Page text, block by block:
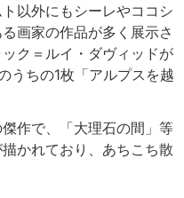
以外にもシーレやココシ
画家の作品が多く展示さ
ク＝ルイ・ダヴィッドが
うちの1枚「アルプスを越
作で、「大理石の間」等
かれており、あちこち散